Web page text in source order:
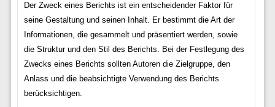
Der Zweck eines Berichts ist ein entscheidender Faktor für
seine Gestaltung und seinen Inhalt. Er bestimmt die Art der
Informationen, die gesammelt und präsentiert werden, sowie
die Struktur und den Stil des Berichts. Bei der Festlegung des
Zwecks eines Berichts sollten Autoren die Zielgruppe, den
Anlass und die beabsichtigte Verwendung des Berichts
berücksichtigen.